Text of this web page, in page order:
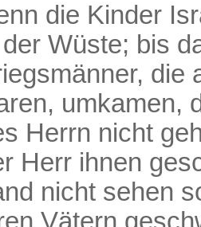
die Kinder
Wüste; bis
die
umkamen,
Herrn nicht
Herr ihnen
nicht sehen